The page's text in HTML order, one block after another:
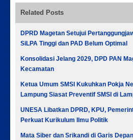
Related Posts
DPRD Magetan Setujui
SiLPA Tinggi dan PAD Belum Optimal
Konsolidasi Jelang 2029, DPD PAN
Kecamatan
Ketua Umum SMSI Kukuhkan Pokja
Lampung Siasat Preventif SMSI di
UNESA Libatkan DPRD, KPU,
Perkuat Kurikulum Ilmu Politik
Mata Siber dan Srikandi di Garis